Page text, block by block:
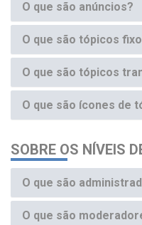
O que são anúncios?
O que são tópicos
O que são tópicos
O que são ícones de
SOBRE OS NÍVEIS
O que são
O que são